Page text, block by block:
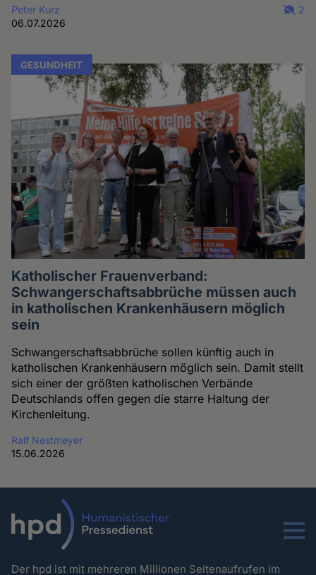
Peter Kurz
06.07.2026
2
GESUNDHEIT
Katholischer Frauenverband:
Schwangerschaftsabbrüche müssen auch
in katholischen Krankenhäusern möglich
sein
Schwangerschaftsabbrüche sollen künftig auch in
katholischen Krankenhäusern möglich sein. Damit stellt
sich einer der größten katholischen Verbände
Deutschlands offen gegen die starre Haltung der
Kirchenleitung.
Ralf Nestmeyer
15.06.2026
Menu
Der hpd ist mit mehreren Millionen Seitenaufrufen im